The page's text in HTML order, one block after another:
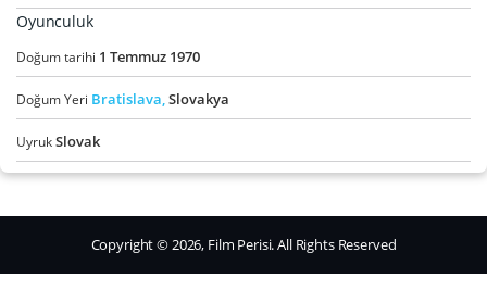
Oyunculuk
Doğum tarihi 1 Temmuz 1970
Doğum Yeri Bratislava,Slovakya
UyrukSlovak
Copyright © 2026, Film Perisi. All Rights Reserved